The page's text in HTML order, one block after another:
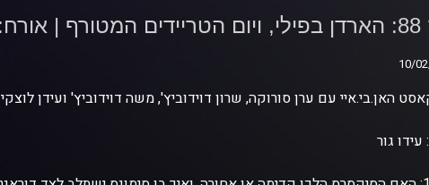
המטורף | אורח:
גור
10/
10/
האן.בי.איי עם ערן סורוקה, שרון דוידוביץ', משה דוידוביץ' ועידן לוצקי
גור